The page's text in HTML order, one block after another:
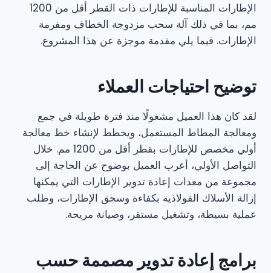
الإطارات المناسبة للإطارات ذات القطر أقل من 1200
مم، بما في ذلك آلة سحب مزدوجة الخطاف ومفرمة
الإطارات. فيما يلي مقدمة موجزة عن هذا المشروع.
توضيح احتياجات العملاء
لقد كان هذا العميل مشغولًا منذ فترة طويلة في جمع
ومعالجة المطاط المستعمل، ويخطط لإنشاء خط معالجة
أولي مخصص للإطارات بقطر أقل من 1200 مم. خلال
التواصل الأولي، أعرب العميل بوضوح عن الحاجة إلى
مجموعة من معدات إعادة تدوير الإطارات التي يمكنها
إزالة الأسلاك الفولاذية بكفاءة وسحق الإطارات، وطلب
عملية بسيطة، وتشغيل مستقر، وصيانة مريحة.
برامج إعادة تدوير مصممة حسب